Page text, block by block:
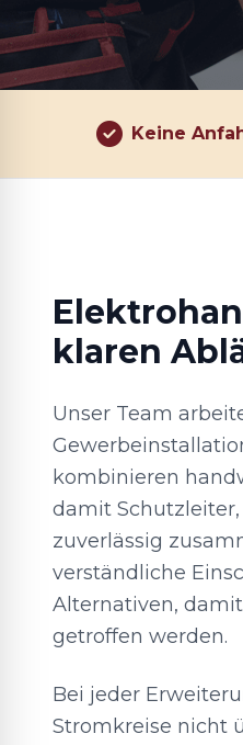
Keine
klaren
Unser Team
kombinieren
damit
zuverlässig
verständliche
Alternativen,
getroffen werden.
Bei jeder
Stromkreise nicht